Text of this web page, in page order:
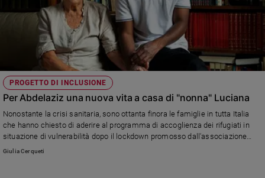
Contatti
Pubblicità
Registrati
Redazione
Social
PROGETTO DI INCLUSIONE
Per Abdelaziz una nuova vita a casa di "nonna" Luciana
Nonostante la crisi sanitaria, sono ottanta finora le famiglie in tutta Italia
che hanno chiesto di aderire al programma di accoglienza dei rifugiati in
situazione di vulnerabilità dopo il lockdown promosso dall'associazione
Refugees Welcome Italia. Lo rende noto l'associazione in occasione della
Giulia Cerqueti